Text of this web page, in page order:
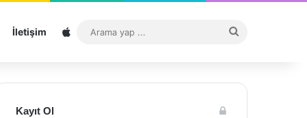
İletişim Sitemap
...
Kayıt Ol